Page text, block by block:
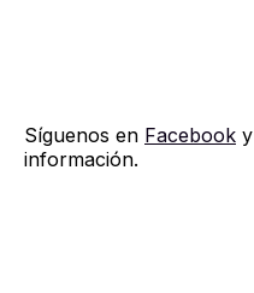
Síguenos en Facebook y
información.